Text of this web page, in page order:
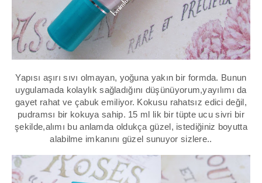
Yapısı aşırı sıvı olmayan, yoğuna yakın bir formda. Bunun
uygulamada kolaylık sağladığını düşünüyorum,yayılımı da
gayet rahat ve çabuk emiliyor. Kokusu rahatsız edici değil,
pudramsı bir kokuya sahip. 15 ml lik bir tüpte ucu sivri bir
şekilde,alımı bu anlamda oldukça güzel, istediğiniz boyutta
alabilme imkanını güzel sunuyor sizlere..